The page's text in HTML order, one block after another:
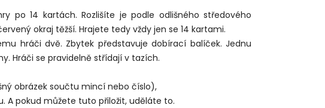
po 14 kartách. Rozlišíte je podle odlišného středového
okraj těžší. Hrajete tedy vždy jen se 14 kartami.
hráči dvě. Zbytek představuje dobírací balíček. Jednu
Hráči se pravidelně střídají v tazích.
obrázek součtu mincí nebo číslo),
A pokud můžete tuto přiložit, uděláte to.